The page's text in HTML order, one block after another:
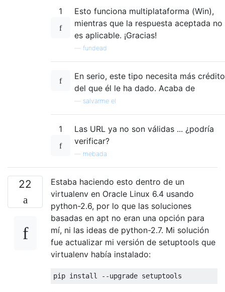
1
Esto funciona multiplataforma (Win),
mientras que la respuesta aceptada no
es aplicable. ¡Gracias!
fundead
En serio, este tipo necesita más crédito
del que él le ha dado. Acaba de
salvarme el
1
Las URL ya no son válidas ... ¿podría
verificar?
mebada
22
Estaba haciendo esto dentro de un
virtualenv en Oracle Linux 6.4 usando
python-2.6, por lo que las soluciones
basadas en apt no eran una opción para
mí, ni las ideas de python-2.7. Mi solución
fue actualizar mi versión de setuptools que
virtualenv había instalado:
pip install --upgrade setuptools